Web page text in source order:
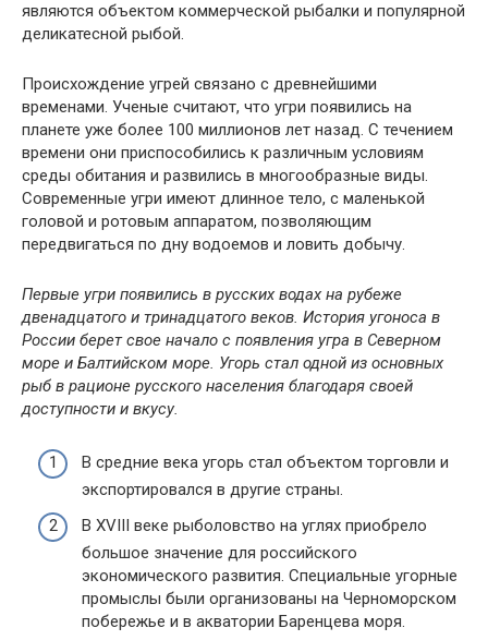
являются объектом коммерческой рыбалки и популярной
деликатесной рыбой.
Происхождение угрей связано с древнейшими
временами. Ученые считают, что угри появились на
планете уже более 100 миллионов лет назад. С течением
времени они приспособились к различным условиям
среды обитания и развились в многообразные виды.
Современные угри имеют длинное тело, с маленькой
головой и ротовым аппаратом, позволяющим
передвигаться по дну водоемов и ловить добычу.
Первые угри появились в русских водах на рубеже
двенадцатого и тринадцатого веков. История угоноса в
России берет свое начало с появления угра в Северном
море и Балтийском море. Угорь стал одной из основных
рыб в рационе русского населения благодаря своей
доступности и вкусу.
В средние века угорь стал объектом торговли и
экспортировался в другие страны.
В XVIII веке рыболовство на углях приобрело
большое значение для российского
экономического развития. Специальные угорные
промыслы были организованы на Черноморском
побережье и в акватории Баренцева моря.